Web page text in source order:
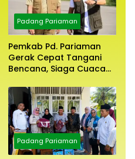
Padang Pariaman
Pemkab Pd. Pariaman
Gerak Cepat Tangani
Bencana, Siaga Cuaca
Padang Pariaman